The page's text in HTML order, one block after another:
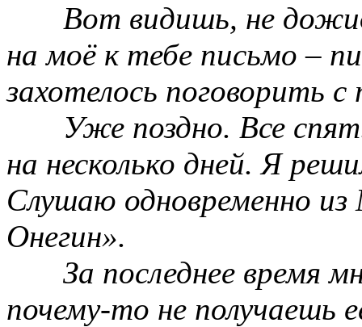
Вот видишь, не
на моё к тебе письмо –
захотелось поговорить
Уже поздно. Все
на несколько дней. Я
Слушаю одновременно из
Онегин».
За последнее время
почему-то не получаешь